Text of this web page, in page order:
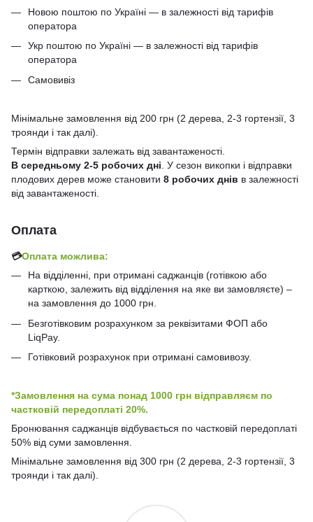
Новою поштою по Україні — в залежності від тарифів
оператора
Укр поштою по Україні — в залежності від тарифів
оператора
Самовивіз
Мінімальне замовлення від 200 грн (2 дерева, 2-3 гортензії, 3
троянди і так далі).
Термін відправки залежать від завантаженості.
В середньому 2-5 робочих дні . У сезон викопки і відправки
плодових дерев може становити 8 робочих днів в залежності
від завантаженості.
Оплата
💳Оплата можлива:
На відділенні, при отримані саджанців (готівкою або
карткою, залежить від відділення на яке ви замовляєте) –
на замовлення до 1000 грн.
Безготівковим розрахунком за реквізитами ФОП або
LiqPay.
Готівковий розрахунок при отримані самовивозу.
*Замовлення на сума понад 1000 грн відправляєм по
частковій передоплаті 20%.
Бронювання саджанців відбувається по частковій передоплаті
50% від суми замовлення.
Мінімальне замовлення від 300 грн (2 дерева, 2-3 гортензії, 3
троянди і так далі).